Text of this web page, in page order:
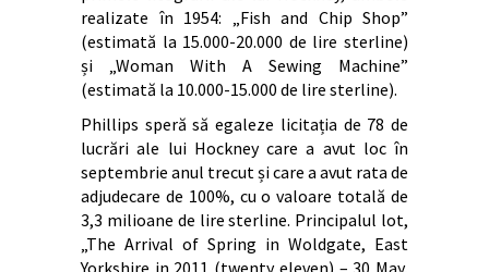
realizate în 1954: „Fish and Chip Shop”
(estimată la 15.000-20.000 de lire sterline)
și „Woman With A Sewing Machine”
(estimată la 10.000-15.000 de lire sterline).
Phillips speră să egaleze licitația de 78 de
lucrări ale lui Hockney care a avut loc în
septembrie anul trecut și care a avut rata de
adjudecare de 100%, cu o valoare totală de
3,3 milioane de lire sterline. Principalul lot,
„The Arrival of Spring in Woldgate, East